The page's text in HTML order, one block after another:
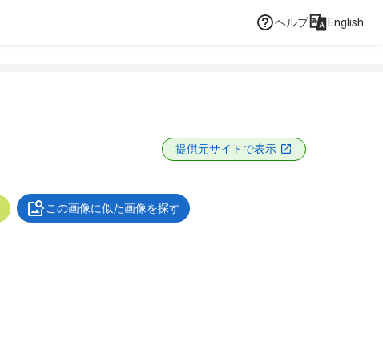
ヘルプ English
提供元サイトで表示
この画像に似た画像を探す